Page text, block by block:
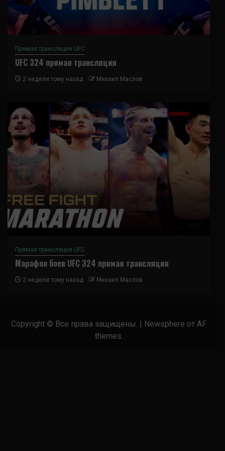
Прямая трансляция UFC
UFC 324 прямая трансляция
2 недели тому назад Михаил Маслов
Прямая трансляция UFC
Марафон боев UFC 324 прямая трансляция
2 недели тому назад Михаил Маслов
Copyright © Все права защищены. Newsphere от AF
themes.